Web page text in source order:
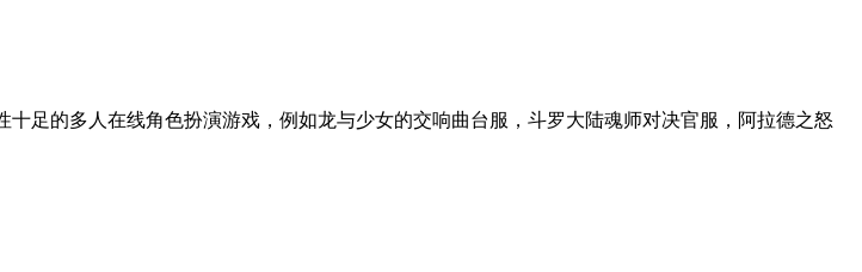
足的多人在线角色扮演游戏，例如龙与少女的交响曲台服，斗罗大陆魂师对决官服，阿拉德之怒